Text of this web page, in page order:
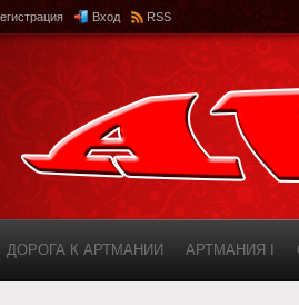
Вход RSS
ДОРОГА К АРТМАНИИ АРТМАНИЯ I